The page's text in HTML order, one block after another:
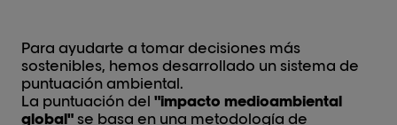
Para ayudarte a tomar decisiones más
sostenibles, hemos desarrollado un sistema de
puntuación ambiental.
La puntuación del "impacto medioambiental
global" se basa en una metodología de